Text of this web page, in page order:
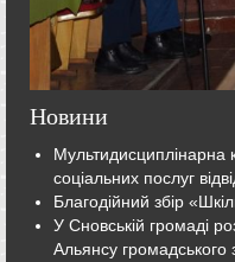
Новини
соціальних послуг
Благодійний збір
У Сновській громаді
Альянсу громадського